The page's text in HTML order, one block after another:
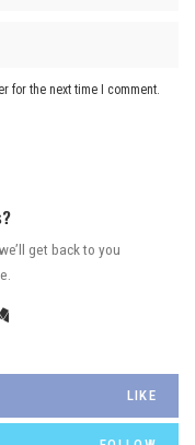
for the next time I comment.
get back to you
LIKE